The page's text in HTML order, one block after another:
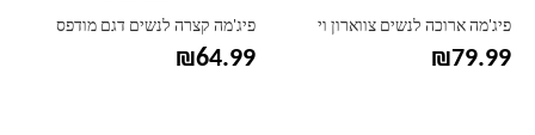
פיג'מה ארוכה לנשים צווארון וי
₪79.99
פיג'מה קצרה לנשים דגם מודפס
₪64.99